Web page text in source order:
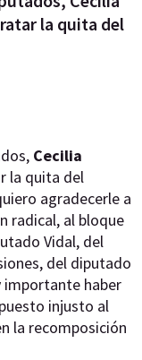
la quita del
Cecilia
la quita del
agradecerle a
radical, al bloque
Vidal, del
del diputado
importante haber
injusto al
la recomposición